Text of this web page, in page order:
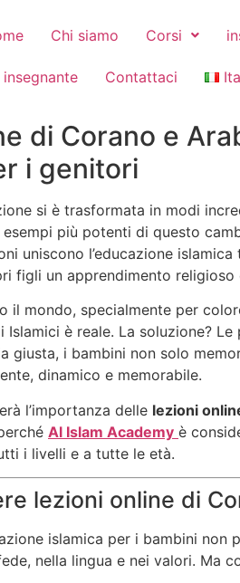
Chi siamo Corsi
insegnante Contattaci
di Corano e
i genitori
si è trasformata in modi
più potenti di questo
uniscono l’educazione
figli un apprendimento
il mondo, specialmente per
Islamici è reale. La soluzione?
giusta, i bambini non solo
dinamico e memorabile.
l’importanza delle lezioni
Al Islam Academy è
i livelli e a tutte le età.
lezioni online di
islamica per i bambini
nella lingua e nei valori. Ma